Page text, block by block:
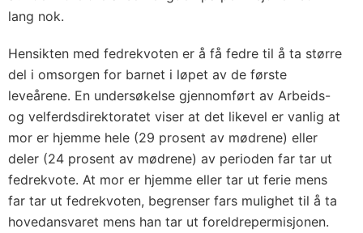
lang nok.
Hensikten med fedrekvoten er å få fedre til å ta større
del i omsorgen for barnet i løpet av de første
leveårene. En undersøkelse gjennomført av Arbeids-
og velferdsdirektoratet viser at det likevel er vanlig at
mor er hjemme hele (29 prosent av mødrene) eller
deler (24 prosent av mødrene) av perioden far tar ut
fedrekvote. At mor er hjemme eller tar ut ferie mens
far tar ut fedrekvoten, begrenser fars mulighet til å ta
hovedansvaret mens han tar ut foreldrepermisjonen.